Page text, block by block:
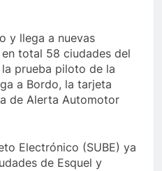
y llega a nuevas
total 58 ciudades del
prueba piloto de la
a Bordo, la tarjeta
de Alerta Automotor
Electrónico (SUBE) ya
de Esquel y